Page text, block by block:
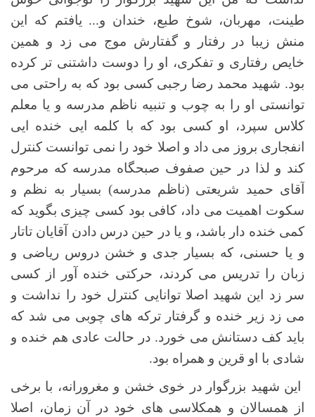
طینت، مهربان، شوخ طبع، خندان و... یافتم که این
منش زیبا در رفتار و گفتارش موج می زد و همین
خایص رفتاری و تفکری، او را دوست داشتنی تر کرده
بود. شهید محمد رضا رجبی کسی بود که به راحتی می
توانستی او را به چوب و تنبیه ناظم مدرسه و یا معلم
کلاس سپرد، او کسی بود که با کلمه ایی خنده ایی
انفجاری بروز می داد و اصلا خود را نمی توانست کنترل
کند و لذا در حین صفوف صبحگاه مدرسه که مرحوم
آقای حمید شریعتی (ناظم مدرسه) بسیار به نظم و
سکوت اهمیت می داد، کافی بود کسی چیزی بگوید که
کمی خنده دار باشد، و یا در حین درس دادن آقایان تاتار
و یا حسنی، که بسیار جدی و خشن دروس ریاضی و
زبان را تدریس می کردند، حرکتی خنده آور از کسی
سر زد این شهید اصلا توانایی کنترل خود را نداشت و
می زد زیر خنده و گرفتار ترکه های چوبی می شد که
باید کف دستانش می خورد. در حالت عادی هم خنده و
شادی با او قرین و همراه بود.
این شهید بزرگوار در خوی خشن و مغرورانه، با برخی
از همسالان و همکلاسی های خود در آن زمان، اصلا